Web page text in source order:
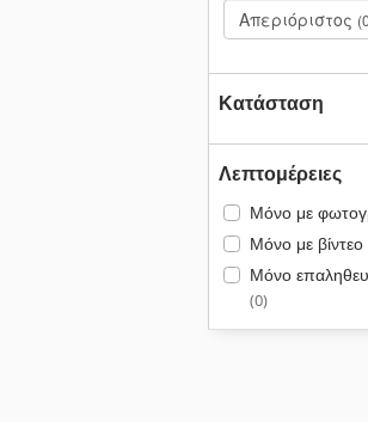
Απεριόριστος
Κατάσταση
Λεπτομέρειες
Μόνο με
Μόνο με βίντεο
Μόνο
(0)